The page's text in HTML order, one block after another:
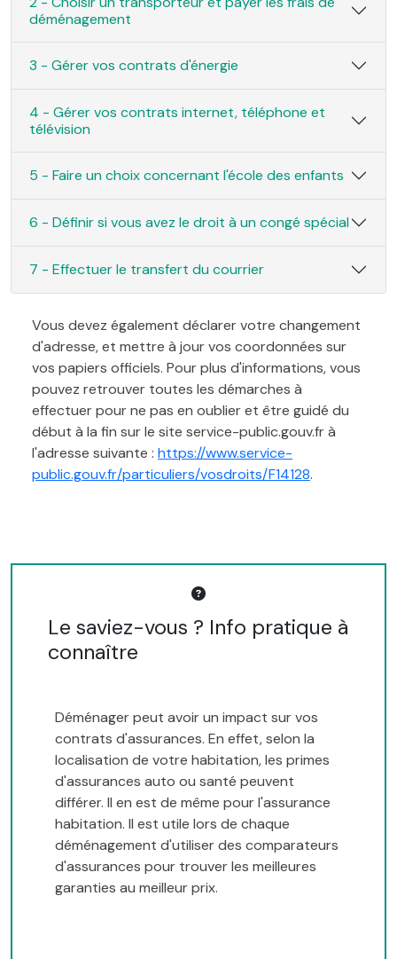
déménagement
3 - Gérer vos contrats d'énergie
4 - Gérer vos contrats internet, téléphone et
télévision
5 - Faire un choix concernant l'école des enfants
6 - Définir si vous avez le droit à un congé spécial
7 - Effectuer le transfert du courrier
Vous devez également déclarer votre changement
d'adresse, et mettre à jour vos coordonnées sur
vos papiers officiels. Pour plus d'informations, vous
pouvez retrouver toutes les démarches à
effectuer pour ne pas en oublier et être guidé du
début à la fin sur le site service-public.gouv.fr à
l'adresse suivante : https://www.service-
public.gouv.fr/particuliers/vosdroits/F14128.
Le saviez-vous ? Info pratique à
connaître
Déménager peut avoir un impact sur vos
contrats d'assurances. En effet, selon la
localisation de votre habitation, les primes
d'assurances auto ou santé peuvent
différer. Il en est de même pour l'assurance
habitation. Il est utile lors de chaque
déménagement d'utiliser des comparateurs
d'assurances pour trouver les meilleures
garanties au meilleur prix.